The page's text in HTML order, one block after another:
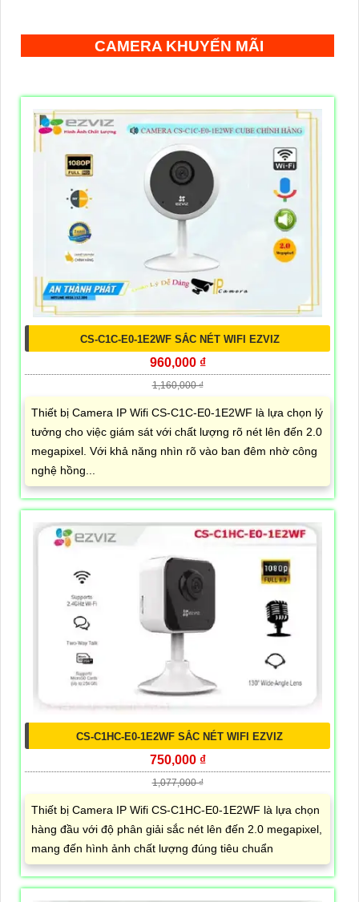
CAMERA KHUYẾN MÃI
CS-C1C-E0-1E2WF SẮC NÉT WIFI EZVIZ
960,000 ₫
1,160,000 ₫
Thiết bị Camera IP Wifi CS-C1C-E0-1E2WF là lựa chọn lý
tưởng cho việc giám sát với chất lượng rõ nét lên đến 2.0
megapixel. Với khả năng nhìn rõ vào ban đêm nhờ công
nghệ hồng...
CS-C1HC-E0-1E2WF SẮC NÉT WIFI EZVIZ
750,000 ₫
1,077,000 ₫
Thiết bị Camera IP Wifi CS-C1HC-E0-1E2WF là lựa chọn
hàng đầu với độ phân giải sắc nét lên đến 2.0 megapixel,
mang đến hình ảnh chất lượng đúng tiêu chuẩn